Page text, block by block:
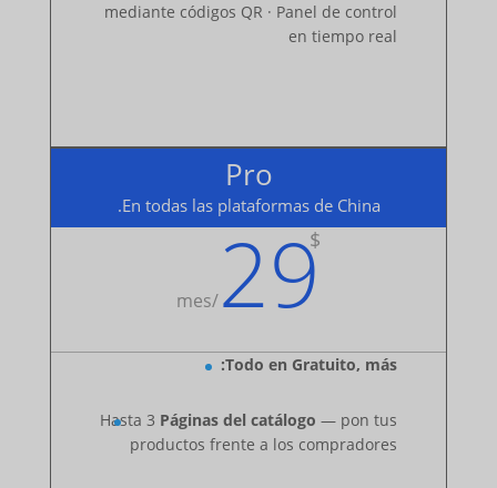
mediante códigos QR · Panel de control
en tiempo real
Pro
En todas las plataformas de China.
$
29
/
mes
Todo en Gratuito, más:
Hasta 3 Páginas del catálogo — pon tus
productos frente a los compradores